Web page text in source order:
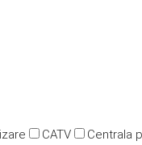
CATV Centrala